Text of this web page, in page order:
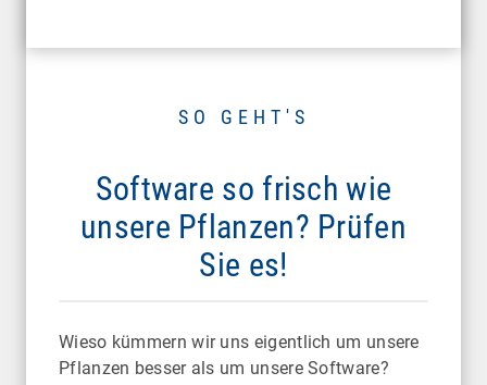
Software so frisch wie
unsere Pflanzen? Prüfen
Sie es!
SO GEHT'S
Wieso kümmern wir uns eigentlich um unsere
Pflanzen besser als um unsere Software?